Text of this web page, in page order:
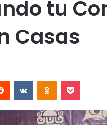
tu
Casas
Reddit VKontakteOdnoklassniki
Pocket